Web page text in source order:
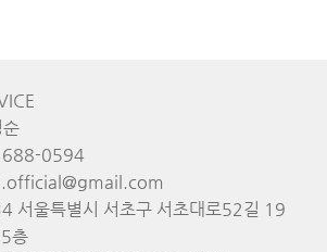
0594
서울특별시 서초구 서초대로52길 19
층